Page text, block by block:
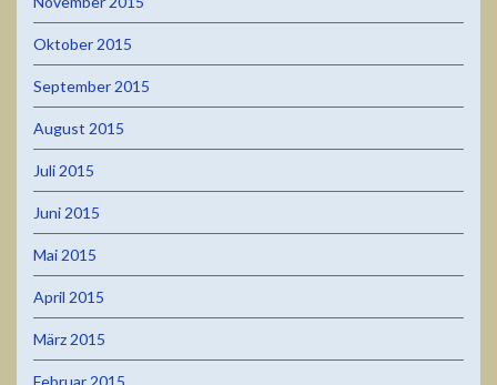
Oktober 2015
September 2015
August 2015
Juli 2015
Juni 2015
Mai 2015
April 2015
März 2015
Februar 2015